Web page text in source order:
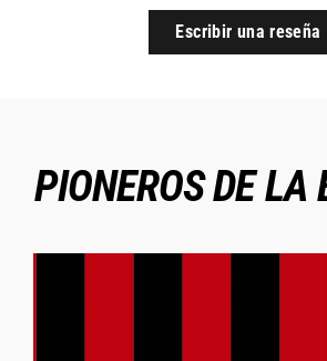
Escribir una reseña
PIONEROS DE LA